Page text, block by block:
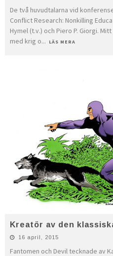
De två huvudtalarna vid
Conflict Research: Nonkilling
Hymel (t.v.) och Piero P. Giorgi.
med krig o... LÄS MERA
Kreatör av den
16 april, 2015
Fantomen och Devil tecknade av